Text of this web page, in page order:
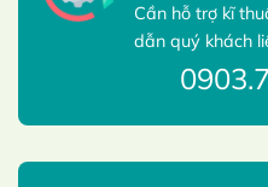
Cần hỗ trợ kĩ
dẫn quý khách